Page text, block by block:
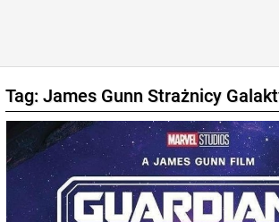
Tag: James Gunn Strażnicy